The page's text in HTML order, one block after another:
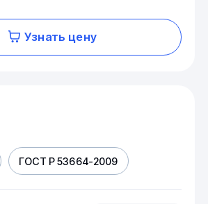
Узнать цену
ГОСТ Р 53664-2009